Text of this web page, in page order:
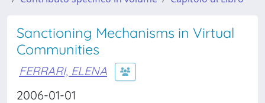
Sanctioning Mechanisms in Virtual
Communities
FERRARI, ELENA
2006-01-01